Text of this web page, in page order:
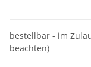
bestellbar - im
beachten)